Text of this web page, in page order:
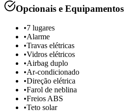
Opcionais e Equipamentos
•7 lugares
•Alarme
•Travas elétricas
•Vidros elétricos
•Airbag duplo
•Ar-condicionado
•Direção elétrica
•Farol de neblina
•Freios ABS
•Teto solar